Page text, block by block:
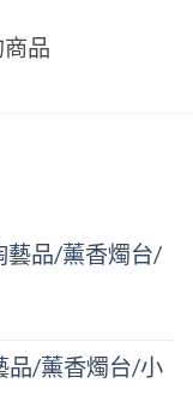
品
藝品/薰香燭台/
品/薰香燭台/小